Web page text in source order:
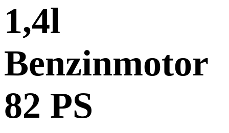
1,4l
Benzinmotor
82 PS